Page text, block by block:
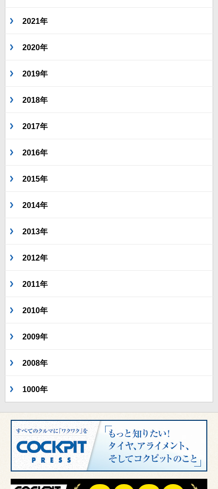
2021年
2020年
2019年
2018年
2017年
2016年
2015年
2014年
2013年
2012年
2011年
2010年
2009年
2008年
1000年